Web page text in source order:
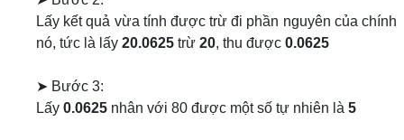
Lấy kết quả vừa tính được trừ đi phần nguyên của chính
nó, tức là lấy 20.0625 trừ 20, thu được 0.0625
➤ Bước 3:
Lấy 0.0625 nhân với 80 được một số tự nhiên là 5